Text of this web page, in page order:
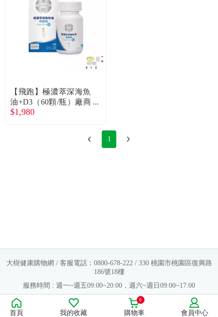
【飛跑】極濃萃深海魚
油+D3（60顆/瓶）廠商
直送
$1,980
1
大樹健康購物網 / 客服電話：0800-678-222 / 330 桃園市桃園區復興路
186號18樓
服務時間 : 週一~週五09:00~20:00，週六~週日09:00~17:00
Copyright © 2016 大樹連鎖藥局. All Rights Reserved.
販售業者資料：
首頁 我的收藏 購物車
0
會員中心